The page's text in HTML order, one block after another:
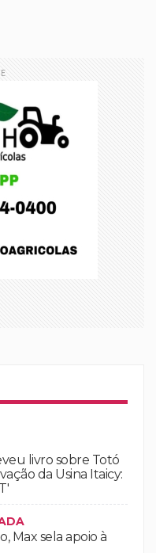
livro sobre Totó
da Usina Itaicy:
Max sela apoio à